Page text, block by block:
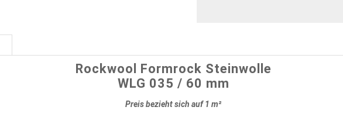
Rockwool Formrock Steinwolle
WLG 035 / 60 mm
Preis bezieht sich auf 1 m²